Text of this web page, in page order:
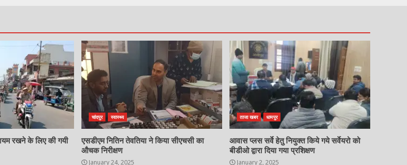
रखने के लिए की गयी
चांदपुर स्वास्थ्य
एसडीएम नितिन तेवतिया ने किया सीएचसी का
औचक निरीक्षण
January 24, 2025
ताजा खबर धामपुर
आवास प्लस सर्वे हेतु नियुक्त किये गये सर्वेयरो को
बीडीओ द्वारा दिया गया प्रशिक्षण
January 2, 2025